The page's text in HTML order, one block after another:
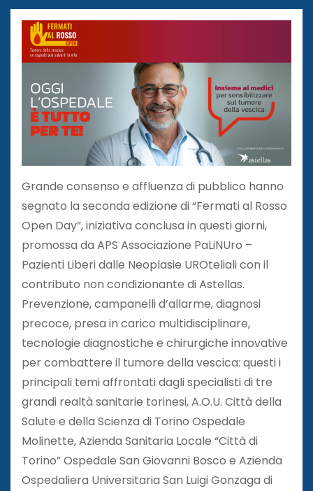
Grande consenso e affluenza di pubblico hanno
segnato la seconda edizione di “Fermati al Rosso
Open Day”, iniziativa conclusa in questi giorni,
promossa da APS Associazione PaLiNUro –
Pazienti Liberi dalle Neoplasie UROteliali con il
contributo non condizionante di Astellas.
Prevenzione, campanelli d’allarme, diagnosi
precoce, presa in carico multidisciplinare,
tecnologie diagnostiche e chirurgiche innovative
per combattere il tumore della vescica: questi i
principali temi affrontati dagli specialisti di tre
grandi realtà sanitarie torinesi, A.O.U. Città della
Salute e della Scienza di Torino Ospedale
Molinette, Azienda Sanitaria Locale “Città di
Torino” Ospedale San Giovanni Bosco e Azienda
Ospedaliera Universitaria San Luigi Gonzaga di